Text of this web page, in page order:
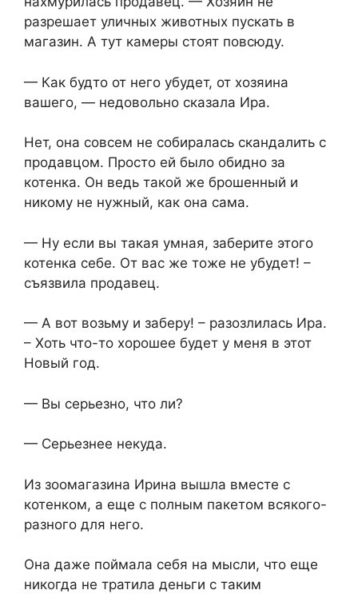
разрешает уличных животных пускать в
магазин. А тут камеры стоят повсюду.
— Как будто от него убудет, от хозяина
вашего, — недовольно сказала Ира.
Нет, она совсем не собиралась скандалить с
продавцом. Просто ей было обидно за
котенка. Он ведь такой же брошенный и
никому не нужный, как она сама.
— Ну если вы такая умная, заберите этого
котенка себе. От вас же тоже не убудет! –
съязвила продавец.
— А вот возьму и заберу! – разозлилась Ира.
– Хоть что-то хорошее будет у меня в этот
Новый год.
— Вы серьезно, что ли?
— Серьезнее некуда.
Из зоомагазина Ирина вышла вместе с
котенком, а еще с полным пакетом всякого-
разного для него.
Она даже поймала себя на мысли, что еще
никогда не тратила деньги с таким